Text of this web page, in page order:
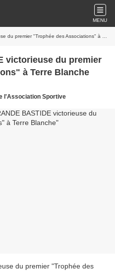
MENU
"Trophée des Associations" à Terre Blanche
victorieuse du premier
à Terre Blanche
l'Association Sportive
du premier "Trophée des